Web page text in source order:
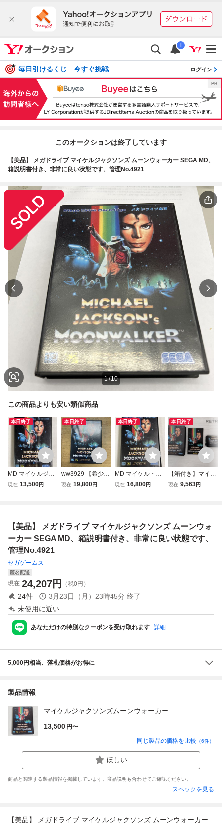
i
毎日引けるくじ 今すぐ挑戦 ログイン
このオークションは終了しています
【美品】 メガドライブ マイケルジャクソンズ ムーンウォーカー SEGA MD、
箱説明書付き、非常に良い状態です、管理No.4921
1/10
この商品よりも安い類似商品
本日終了
MD マイケルジャ
クソンズ ムーンウ
現在 13,500円
本日終了
ww3929 【希少】
メガドライブ マイ
現在 19,800円
本日終了
MD マイケル・ジ
ャクソンズ ムーン
現在 16,800円
本日終了
【箱付き】マイケ
ルジャクソンズ ム
現在 9,563円
【美品】 メガドライブ マイケルジャクソンズ ムーンウォ
ーカー SEGA MD、箱説明書付き、非常に良い状態です、
管理No.4921
セガゲームス
匿名配送
現在 24,207円 （税0円）
24件 3月23日（月）23時45分 終了
未使用に近い
あなただけの特別なクーポンを受け取れます 詳細
5,000円相当、落札価格がお得に
製品情報
マイケルジャクソンズムーンウォーカー
13,500 円〜
同じ製品の価格を比較 （6件）
ほしい
商品と関連する製品情報を掲載しています。商品説明も合わせてご確認ください。
スペックを見る
【美品】 メガドライブ マイケルジャクソンズ ムーンウォーカー